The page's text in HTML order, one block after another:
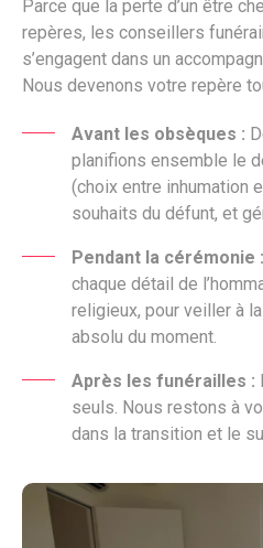
Parce que la perte d’un être
repères, les conseillers
s’engagent dans un
Nous devenons votre repère
Avant les obsèques :
planifions ensemble le
(choix entre inhumation
souhaits du défunt, et
Pendant la cérémonie :
chaque détail de
religieux, pour veiller à
absolu du moment.
Après les funérailles :
seuls. Nous restons à
dans la transition et le